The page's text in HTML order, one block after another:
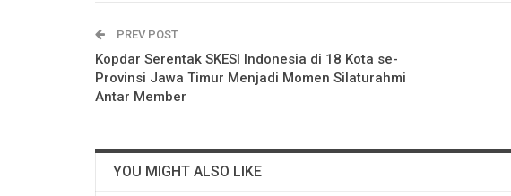
PREV POST
Kopdar Serentak SKESI Indonesia di 18 Kota se-
Provinsi Jawa Timur Menjadi Momen Silaturahmi
Antar Member
YOU MIGHT ALSO LIKE